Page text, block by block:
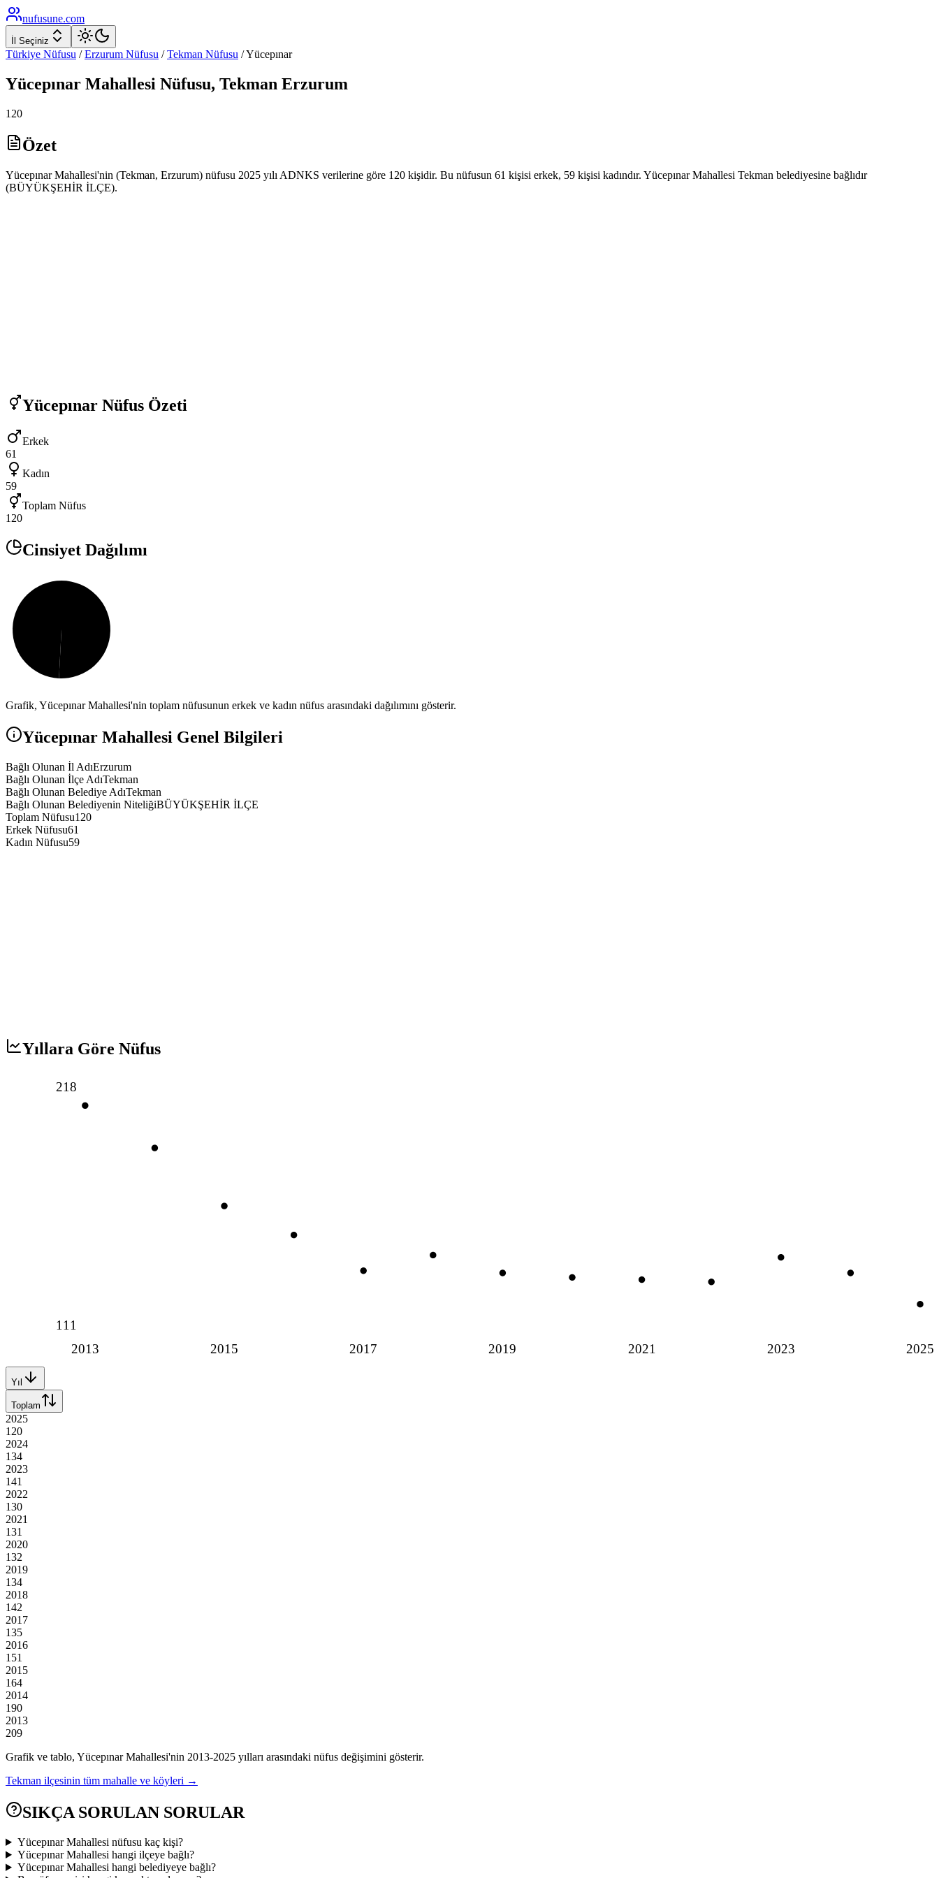
nufusune.com
İl Seçiniz
Türkiye Nüfusu / Erzurum Nüfusu / Tekman Nüfusu /Yücepınar
Yücepınar Mahallesi Nüfusu, Tekman Erzurum
120
Özet
Yücepınar Mahallesi'nin (Tekman, Erzurum) nüfusu 2025 yılı ADNKS verilerine göre 120 kişidir. Bu nüfusun 61 kişisi erkek, 59 kişisi kadındır. Yücepınar Mahallesi Tekman belediyesine bağlıdır
(BÜYÜKŞEHİR İLÇE).
Yücepınar Nüfus Özeti
Erkek
61
Kadın
59
Toplam Nüfus
120
Cinsiyet Dağılımı
Grafik, YücepınarMahallesi'nin toplam nüfusunun erkek ve kadın nüfus arasındaki dağılımını gösterir.
Yücepınar Mahallesi Genel Bilgileri
Bağlı Olunan İl AdıErzurum
Bağlı Olunan İlçe AdıTekman
Bağlı Olunan Belediye AdıTekman
Bağlı Olunan Belediyenin NiteliğiBÜYÜKŞEHİR İLÇE
Toplam Nüfusu120
Erkek Nüfusu61
Kadın Nüfusu59
Yıllara Göre Nüfus
2013 2015 2017 2019 2021 2023 2025
218
111
Yıl
Toplam
2025
120
2024
134
2023
141
2022
130
2021
131
2020
132
2019
134
2018
142
2017
135
2016
151
2015
164
2014
190
2013
209
Grafik ve tablo, YücepınarMahallesi'nin 2013-2025 yılları arasındaki nüfus değişimini gösterir.
Tekman ilçesinin tüm mahalle ve köyleri →
SIKÇA SORULAN SORULAR
Yücepınar Mahallesi nüfusu kaç kişi?
Yücepınar Mahallesi hangi ilçeye bağlı?
Yücepınar Mahallesi hangi belediyeye bağlı?